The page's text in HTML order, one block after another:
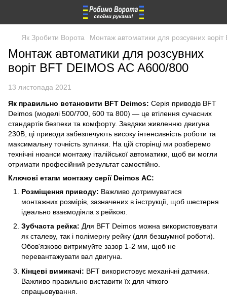
Як Зробити Ворота Монтаж автоматики для розсувних
Монтаж автоматики для розсувних
воріт BFT DEIMOS AC A600/800
13 листопада 2021
Як правильно встановити BFT Deimos: Серія приводів BFT
Deimos (моделі 500/700, 600 та 800) — це втілення сучасних
стандартів безпеки та комфорту. Завдяки живленню двигуна
230В, ці приводи забезпечують високу інтенсивність роботи та
максимальну точність зупинки. На цій сторінці ми розберемо
технічні нюанси монтажу італійської автоматики, щоб ви могли
отримати професійний результат самостійно.
Ключові етапи монтажу серії Deimos АС:
Розміщення приводу: Важливо дотримуватися
монтажних розмірів, зазначених в інструкції, щоб шестерня
ідеально взаємодіяла з рейкою.
Зубчаста рейка: Для BFT Deimos можна використовувати
як сталеву, так і полімерну рейку (для безшумної роботи).
Обов'язково витримуйте зазор 1-2 мм, щоб не
перевантажувати вал двигуна.
Кінцеві вимикачі: BFT використовує механічні датчики.
Важливо правильно виставити їх для чіткого
спрацьовування.